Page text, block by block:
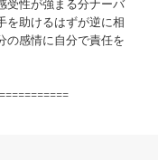
受性が強まる分ナーバ
を助けるはずが逆に相
の感情に自分で責任を